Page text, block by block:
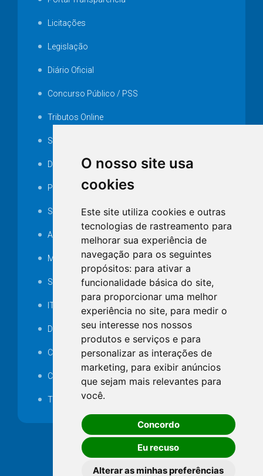
O nosso site usa
cookies
Este site utiliza cookies e outras
tecnologias de rastreamento para
melhorar sua experiência de
navegação para os seguintes
propósitos: para ativar a
funcionalidade básica do site,
para proporcionar uma melhor
experiência no site, para medir o
seu interesse nos nossos
produtos e serviços e para
personalizar as interações de
marketing, para exibir anúncios
que sejam mais relevantes para
você.
Concordo
Eu recuso
Alterar as minhas preferências
Licitações
Legislação
Diário Oficial
Concurso Público / PSS
Tributos Online
Serviços ISS-E
Decretos
Portarias
SAMAE
Audiência pública
MANUTENÇÃO DE ILUMINAÇÃO PÚBLICA
Serviços Técnicos TI
ITR
Desapropriações
Catalogo Eletrônico de Padronização
Consórcios Municipais
Telefones Úteis